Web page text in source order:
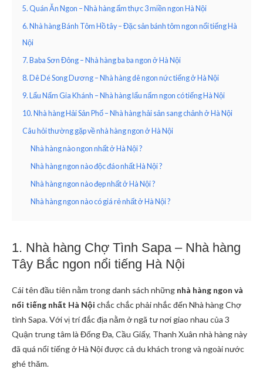
5. Quán Ăn Ngon – Nhà hàng ẩm thực 3 miền ngon Hà Nội
6. Nhà hàng Bánh Tôm Hồ tây – Đặc sản bánh tôm ngon nổi tiếng Hà
Nội
7. Baba Sơn Đông – Nhà hàng ba ba ngon ở Hà Nội
8. Dê Dé Song Dương – Nhà hàng dê ngon nức tiếng ở Hà Nội
9. Lẩu Nấm Gia Khánh – Nhà hàng lẩu nấm ngon có tiếng Hà Nội
10. Nhà hàng Hải Sản Phố – Nhà hàng hải sản sang chảnh ở Hà Nội
Câu hỏi thường gặp về nhà hàng ngon ở Hà Nội
Nhà hàng nào ngon nhất ở Hà Nội ?
Nhà hàng ngon nào độc đáo nhất Hà Nội ?
Nhà hàng ngon nào đẹp nhất ở Hà Nội ?
Nhà hàng ngon nào có giá rẻ nhất ở Hà Nội ?
1. Nhà hàng Chợ Tình Sapa – Nhà hàng
Tây Bắc ngon nổi tiếng Hà Nội
Cái tên đầu tiên nằm trong danh sách những nhà hàng ngon và
nổi tiếng nhất Hà Nội chắc chắc phải nhắc đến Nhà hàng Chợ
tình Sapa. Với vị trí đắc địa nằm ở ngã tư nơi giao nhau của 3
Quận trung tâm là Đống Đa, Cầu Giấy, Thanh Xuân nhà hàng này
đã quá nổi tiếng ở Hà Nội được cả du khách trong và ngoài nước
ghé thăm.